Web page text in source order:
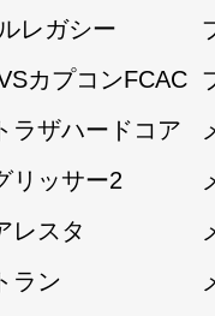
レガシー
カプコンFCAC
ラザハードコア
リッサー2
レスタ
ラン